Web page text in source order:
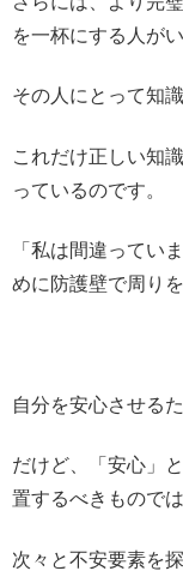
を一杯にする人がい
その人にとって知
これだけ正しい知
っているのです。
「私は間違ってい
めに防護壁で周り
自分を安心させる
だけど、「安心」
置するべきもので
次々と不安要素を